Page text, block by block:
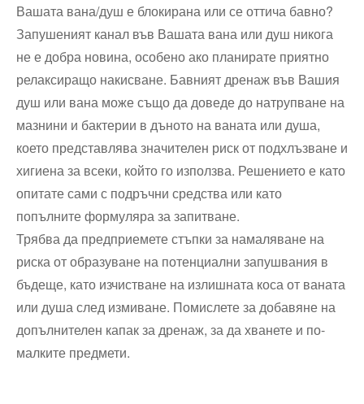
Вашата вана/душ е блокирана или се оттича бавно?
Запушеният канал във Вашата вана или душ никога
не е добра новина, особено ако планирате приятно
релаксиращо накисване. Бавният дренаж във Вашия
душ или вана може също да доведе до натрупване на
мазнини и бактерии в дъното на ваната или душа,
което представлява значителен риск от подхлъзване и
хигиена за всеки, който го използва. Решението е като
опитате сами с подръчни средства или като
попълните формуляра за запитване.
Трябва да предприемете стъпки за намаляване на
риска от образуване на потенциални запушвания в
бъдеще, като изчистване на излишната коса от ваната
или душа след измиване. Помислете за добавяне на
допълнителен капак за дренаж, за да хванете и по-
малките предмети.